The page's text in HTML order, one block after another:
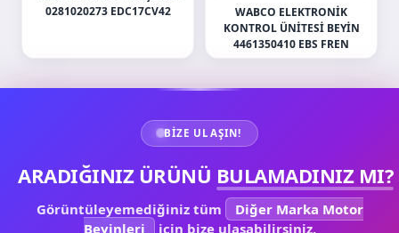
0281020273 EDC17CV42
WABCO ELEKTRONIK
KONTROL ÜNITESI BEYIN
4461350410 EBS FREN
BIZE ULAŞIN!
ARADIĞINIZ ÜRÜNÜ BULAMADINIZ MI?
Görüntüleyemediğiniz tüm
Diğer Marka Motor
Beyinleri
için bize ulaşabilirsiniz.